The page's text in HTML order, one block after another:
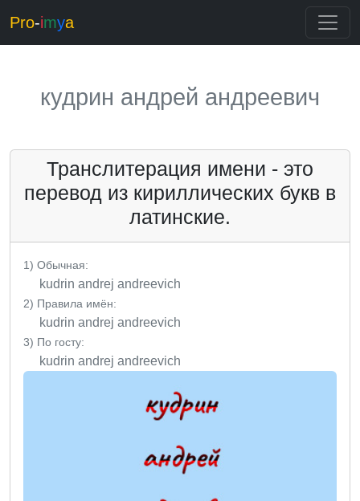
Pro-imya
кудрин андрей андреевич
Транслитерация имени - это
перевод из кириллических букв в
латинские.
1) Обычная:
kudrin andrej andreevich
2) Правила имён:
kudrin andrej andreevich
3) По госту:
kudrin andrej andreevich